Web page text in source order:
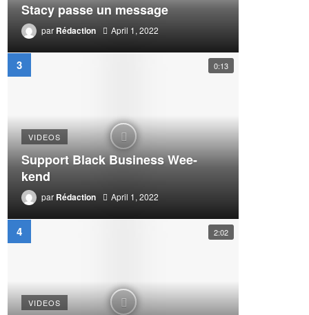
Stacy passe un message
par Rédaction April 1, 2022
0:13
VIDEOS
Support Black Business Wee-
kend
par Rédaction April 1, 2022
2:02
VIDEOS